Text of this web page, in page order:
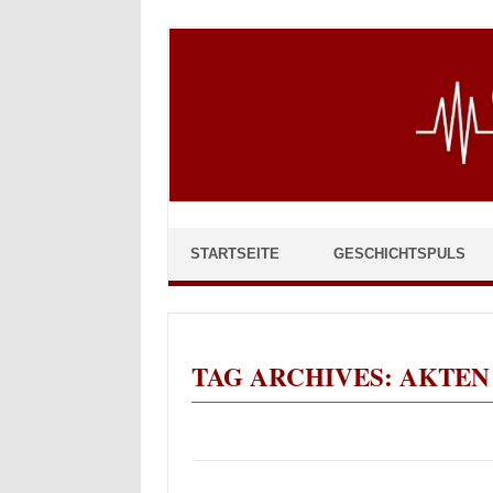
STARTSEITE GESCHICHTSPULS
TAG ARCHIVES: AKTEN